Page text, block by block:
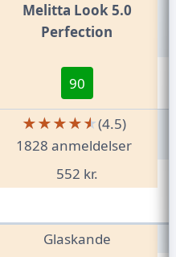
Melitta Look 5.0
Perfection
90
★★★★★
★★★★★(4.5)
1828 anmeldelser
552 kr.
Glaskande